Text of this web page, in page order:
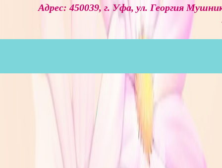
Адрес: 450039, г. Уфа, ул. Георгия